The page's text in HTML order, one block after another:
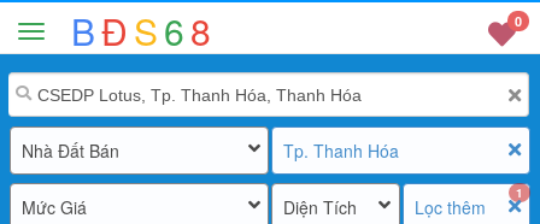
BĐS68 0
Nhà Đất Bán Tp. Thanh Hóa
Mức Giá Diện Tích
1
Lọc thêm